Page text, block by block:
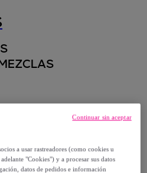
a usar rastreadores (como cookies u
"Cookies") y a procesar sus datos
datos de pedidos e información
Continuar sin aceptar